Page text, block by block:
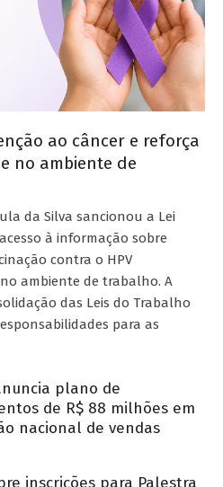
ao câncer e reforça
no ambiente de
da Silva sancionou a Lei
à informação sobre
contra o HPV
ambiente de trabalho. A
das Leis do Trabalho
para as
plano de
de R$ 88 milhões em
nacional de vendas